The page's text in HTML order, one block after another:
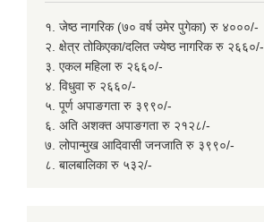
१. जेष्ठ नागरिक (७० वर्ष उमेर पुगेका) रु ४०००/-
२. क्षेत्र तोकिएका/दलित ज्येष्ठ नागरिक रु २६६०/-
३. एकल महिला रु २६६०/-
४. विधुवा रु २६६०/-
५. पूर्ण अपाङगता रु ३९९०/-
६. अति अशक्त अपाङगता रु २१२८/-
७. लोपान्मुख आदिवासी जनजाति रु ३९९०/-
८. बालबालिका रु ५३२/-